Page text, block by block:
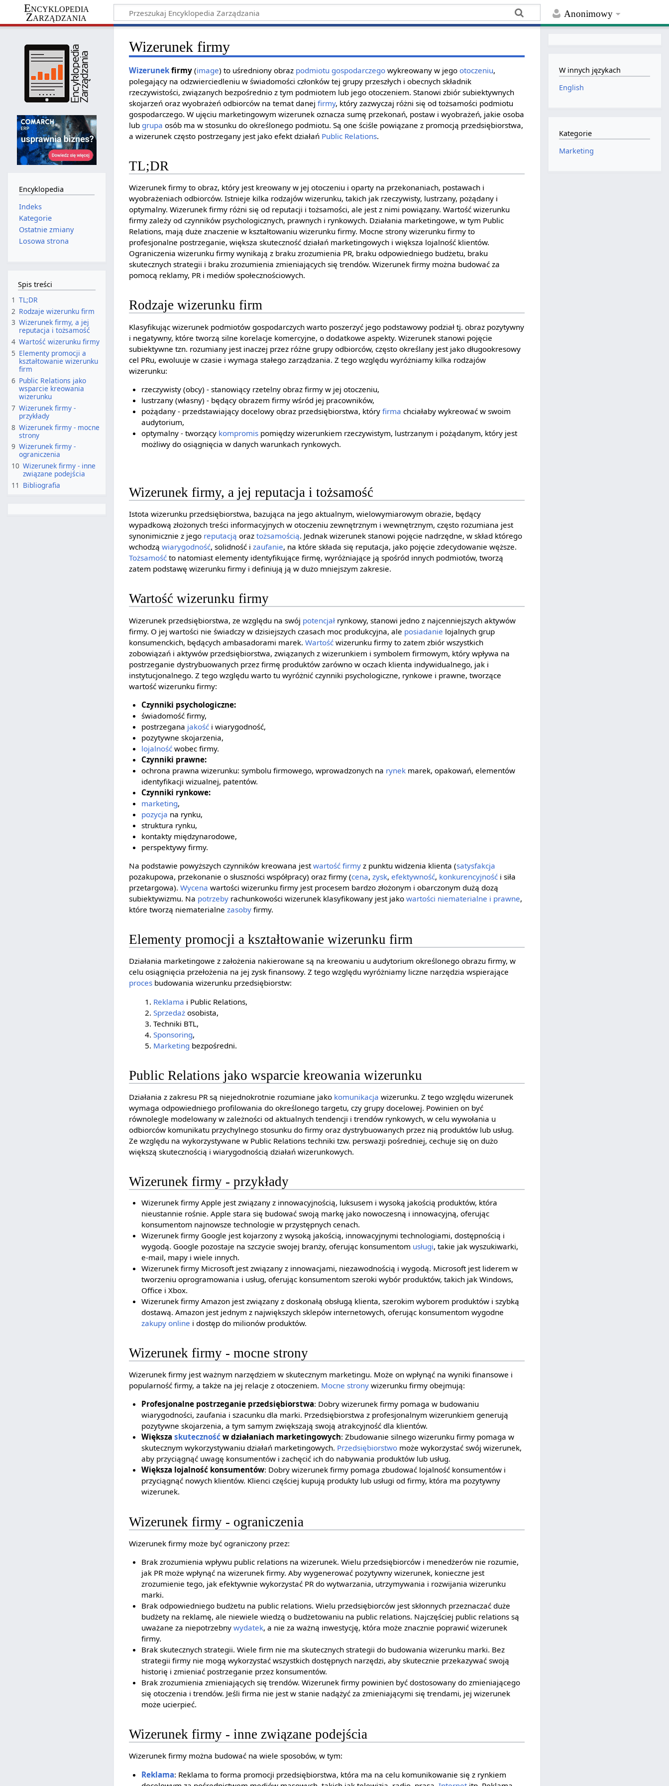
Anonimowy
Encyklopedia
Zarządzania
Wizerunek firmy
Wizerunek firmy (image) to uśredniony obraz podmiotu gospodarczego wykreowany w jegootoczeniu,
polegający na odzwierciedleniu w świadomości członków tej grupy przeszłych i obecnych składnik
rzeczywistości, związanych bezpośrednio z tym podmiotem lub jego otoczeniem. Stanowi zbiór subiektywnych
skojarzeń oraz wyobrażeń odbiorców na temat danejfirmy, który zazwyczaj różni się od tożsamości podmiotu
gospodarczego. W ujęciu marketingowym wizerunek oznacza sumę przekonań, postaw i wyobrażeń, jakie osoba
lub grupa osób ma w stosunku do określonego podmiotu. Są one ściśle powiązane z promocją przedsiębiorstwa,
a wizerunek często postrzegany jest jako efekt działań Public Relations.
TL;DR
Wizerunek firmy to obraz, który jest kreowany w jej otoczeniu i oparty na przekonaniach, postawach i
wyobrażeniach odbiorców. Istnieje kilka rodzajów wizerunku, takich jak rzeczywisty, lustrzany, pożądany i
optymalny. Wizerunek firmy różni się od reputacji i tożsamości, ale jest z nimi powiązany. Wartość wizerunku
firmy zależy od czynników psychologicznych, prawnych i rynkowych. Działania marketingowe, w tym Public
Relations, mają duże znaczenie w kształtowaniu wizerunku firmy. Mocne strony wizerunku firmy to
profesjonalne postrzeganie, większa skuteczność działań marketingowych i większa lojalność klientów.
Ograniczenia wizerunku firmy wynikają z braku zrozumienia PR, braku odpowiedniego budżetu, braku
skutecznych strategii i braku zrozumienia zmieniających się trendów. Wizerunek firmy można budować za
pomocą reklamy, PR i mediów społecznościowych.
Rodzaje wizerunku firm
Klasyfikując wizerunek podmiotów gospodarczych warto poszerzyć jego podstawowy podział tj. obraz pozytywny
i negatywny, które tworzą silne korelacje komercyjne, o dodatkowe aspekty. Wizerunek stanowi pojęcie
subiektywne tzn. rozumiany jest inaczej przez różne grupy odbiorców, często określany jest jako długookresowy
cel PRu, ewoluuje w czasie i wymaga stałego zarządzania. Z tego względu wyróżniamy kilka rodzajów
wizerunku:
rzeczywisty (obcy) - stanowiący rzetelny obraz firmy w jej otoczeniu,
lustrzany (własny) - będący obrazem firmy wśród jej pracowników,
pożądany - przedstawiający docelowy obraz przedsiębiorstwa, który firma chciałaby wykreować w swoim
audytorium,
optymalny - tworzący kompromispomiędzy wizerunkiem rzeczywistym, lustrzanym i pożądanym, który jest
możliwy do osiągnięcia w danych warunkach rynkowych.
Wizerunek firmy, a jej reputacja i tożsamość
Istota wizerunku przedsiębiorstwa, bazująca na jego aktualnym, wielowymiarowym obrazie, będący
wypadkową złożonych treści informacyjnych w otoczeniu zewnętrznym i wewnętrznym, często rozumiana jest
synonimicznie z jego reputacją oraztożsamością. Jednak wizerunek stanowi pojęcie nadrzędne, w skład którego
wchodząwiarygodność, solidność izaufanie, na które składa się reputacja, jako pojęcie zdecydowanie węższe.
Tożsamość to natomiast elementy identyfikujące firmę, wyróżniające ją spośród innych podmiotów, tworzą
zatem podstawę wizerunku firmy i definiują ją w dużo mniejszym zakresie.
Wartość wizerunku firmy
Wizerunek przedsiębiorstwa, ze względu na swój potencjał rynkowy, stanowi jedno z najcenniejszych aktywów
firmy. O jej wartości nie świadczy w dzisiejszych czasach moc produkcyjna, ale posiadanie lojalnych grup
konsumenckich, będących ambasadorami marek.Wartość wizerunku firmy to zatem zbiór wszystkich
zobowiązań i aktywów przedsiębiorstwa, związanych z wizerunkiem i symbolem firmowym, który wpływa na
postrzeganie dystrybuowanych przez firmę produktów zarówno w oczach klienta indywidualnego, jak i
instytucjonalnego. Z tego względu warto tu wyróżnić czynniki psychologiczne, rynkowe i prawne, tworzące
wartość wizerunku firmy:
Czynniki psychologiczne:
świadomość firmy,
postrzegana jakośći wiarygodność,
pozytywne skojarzenia,
lojalnośćwobec firmy.
Czynniki prawne:
ochrona prawna wizerunku: symbolu firmowego, wprowadzonych na rynekmarek, opakowań, elementów
identyfikacji wizualnej, patentów.
Czynniki rynkowe:
marketing,
pozycja na rynku,
struktura rynku,
kontakty międzynarodowe,
perspektywy firmy.
Na podstawie powyższych czynników kreowana jestwartość firmy z punktu widzenia klienta (satysfakcja
pozakupowa, przekonanie o słuszności współpracy) oraz firmy (cena,zysk,efektywność, konkurencyjność i siła
przetargowa).Wycena wartości wizerunku firmy jest procesem bardzo złożonym i obarczonym dużą dozą
subiektywizmu. Na potrzeby rachunkowości wizerunek klasyfikowany jest jakowartości niematerialne i prawne,
które tworzą niematerialnezasoby firmy.
Elementy promocji a kształtowanie wizerunku firm
Działania marketingowe z założenia nakierowane są na kreowaniu u audytorium określonego obrazu firmy, w
celu osiągnięcia przełożenia na jej zysk finansowy. Z tego względu wyróżniamy liczne narzędzia wspierające
proces budowania wizerunku przedsiębiorstw:
Reklama i Public Relations,
Sprzedaż osobista,
Techniki BTL,
Sponsoring,
Marketing bezpośredni.
Public Relations jako wsparcie kreowania wizerunku
Działania z zakresu PR są niejednokrotnie rozumiane jako komunikacja wizerunku. Z tego względu wizerunek
wymaga odpowiedniego profilowania do określonego targetu, czy grupy docelowej. Powinien on być
równolegle modelowany w zależności od aktualnych tendencji i trendów rynkowych, w celu wywołania u
odbiorców komunikatu przychylnego stosunku do firmy oraz dystrybuowanych przez nią produktów lub usług.
Ze względu na wykorzystywane w Public Relations techniki tzw. perswazji pośredniej, cechuje się on dużo
większą skutecznością i wiarygodnością działań wizerunkowych.
Wizerunek firmy - przykłady
Wizerunek firmy Apple jest związany z innowacyjnością, luksusem i wysoką jakością produktów, która
nieustannie rośnie. Apple stara się budować swoją markę jako nowoczesną i innowacyjną, oferując
konsumentom najnowsze technologie w przystępnych cenach.
Wizerunek firmy Google jest kojarzony z wysoką jakością, innowacyjnymi technologiami, dostępnością i
wygodą. Google pozostaje na szczycie swojej branży, oferując konsumentom usługi, takie jak wyszukiwarki,
e-mail, mapy i wiele innych.
Wizerunek firmy Microsoft jest związany z innowacjami, niezawodnością i wygodą. Microsoft jest liderem w
tworzeniu oprogramowania i usług, oferując konsumentom szeroki wybór produktów, takich jak Windows,
Office i Xbox.
Wizerunek firmy Amazon jest związany z doskonałą obsługą klienta, szerokim wyborem produktów i szybką
dostawą. Amazon jest jednym z największych sklepów internetowych, oferując konsumentom wygodne
zakupy online i dostęp do milionów produktów.
Wizerunek firmy - mocne strony
Wizerunek firmy jest ważnym narzędziem w skutecznym marketingu. Może on wpłynąć na wyniki finansowe i
popularność firmy, a także na jej relacje z otoczeniem. Mocne strony wizerunku firmy obejmują:
Profesjonalne postrzeganie przedsiębiorstwa: Dobry wizerunek firmy pomaga w budowaniu
wiarygodności, zaufania i szacunku dla marki. Przedsiębiorstwa z profesjonalnym wizerunkiem generują
pozytywne skojarzenia, a tym samym zwiększają swoją atrakcyjność dla klientów.
Większa skutecznośćw działaniach marketingowych: Zbudowanie silnego wizerunku firmy pomaga w
skutecznym wykorzystywaniu działań marketingowych. Przedsiębiorstwomoże wykorzystać swój wizerunek,
aby przyciągnąć uwagę konsumentów i zachęcić ich do nabywania produktów lub usług.
Większa lojalność konsumentów: Dobry wizerunek firmy pomaga zbudować lojalność konsumentów i
przyciągnąć nowych klientów. Klienci częściej kupują produkty lub usługi od firmy, która ma pozytywny
wizerunek.
Wizerunek firmy - ograniczenia
Wizerunek firmy może być ograniczony przez:
Brak zrozumienia wpływu public relations na wizerunek. Wielu przedsiębiorców i menedżerów nie rozumie,
jak PR może wpłynąć na wizerunek firmy. Aby wygenerować pozytywny wizerunek, konieczne jest
zrozumienie tego, jak efektywnie wykorzystać PR do wytwarzania, utrzymywania i rozwijania wizerunku
marki.
Brak odpowiedniego budżetu na public relations. Wielu przedsiębiorców jest skłonnych przeznaczać duże
budżety na reklamę, ale niewiele wiedzą o budżetowaniu na public relations. Najczęściej public relations są
uważane za niepotrzebny wydatek, a nie za ważną inwestycję, która może znacznie poprawić wizerunek
firmy.
Brak skutecznych strategii. Wiele firm nie ma skutecznych strategii do budowania wizerunku marki. Bez
strategii firmy nie mogą wykorzystać wszystkich dostępnych narzędzi, aby skutecznie przekazywać swoją
historię i zmieniać postrzeganie przez konsumentów.
Brak zrozumienia zmieniających się trendów. Wizerunek firmy powinien być dostosowany do zmieniającego
się otoczenia i trendów. Jeśli firma nie jest w stanie nadążyć za zmieniającymi się trendami, jej wizerunek
może ucierpieć.
Wizerunek firmy - inne związane podejścia
Wizerunek firmy można budować na wiele sposobów, w tym:
Reklama: Reklama to forma promocji przedsiębiorstwa, która ma na celu komunikowanie się z rynkiem
Encyklopedia
Indeks
Kategorie
Ostatnie zmiany
Losowa strona
Spis treści
1 TL;DR
2 Rodzaje wizerunku firm
3 Wizerunek firmy, a jej
reputacja i tożsamość
4 Wartość wizerunku firmy
5 Elementy promocji a
kształtowanie wizerunku
firm
6 Public Relations jako
wsparcie kreowania
wizerunku
7 Wizerunek firmy -
przykłady
8 Wizerunek firmy - mocne
strony
9 Wizerunek firmy -
ograniczenia
10 Wizerunek firmy - inne
związane podejścia
11 Bibliografia
W innych językach
English
Kategorie
Marketing